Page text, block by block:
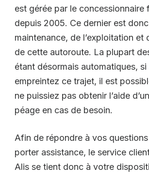
est gérée par le concessionnaire
depuis 2005. Ce dernier est
maintenance, de l’exploitation et
de cette autoroute. La plupart
étant désormais automatiques,
empreintez ce trajet, il est
ne puissiez pas obtenir l’aide
péage en cas de besoin.
Afin de répondre à vos
porter assistance, le service
Alis se tient donc à votre